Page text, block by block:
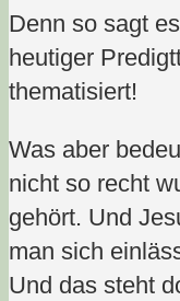
Denn so sagt
heutiger
thematisiert!
Was aber
nicht so recht
gehört. Und
man sich
Und das steht